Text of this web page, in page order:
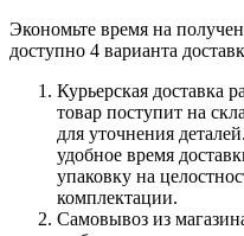
Экономьте время на
доступно 4 варианта
Курьерская доставка
товар поступит на
для уточнения
удобное время
упаковку на
комплектации.
Самовывоз из